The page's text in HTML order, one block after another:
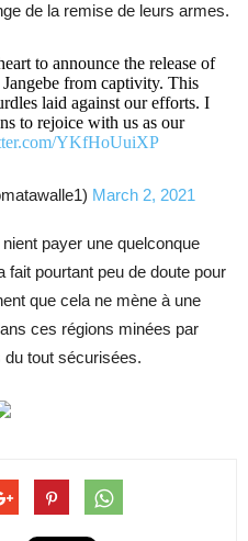
de la remise de leurs armes.
to announce the release of
from captivity. This
laid against our efforts. I
to rejoice with us as our
YKfHoUuiXP
March 2, 2021
payer une quelconque
pourtant peu de doute pour
que cela ne mène à une
ces régions minées par
du tout sécurisées.